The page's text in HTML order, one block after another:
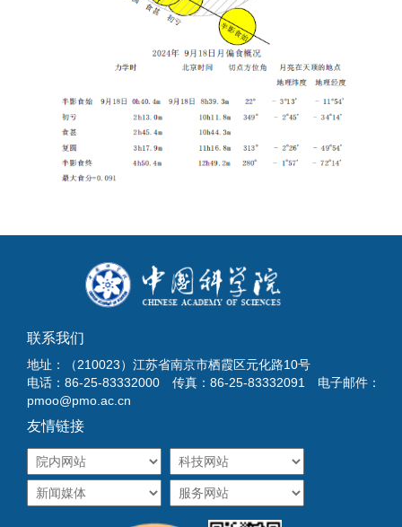
联系我们
地址：（210023）江苏省南京市栖霞区元化路10号
电话：86-25-83332000 传真：86-25-83332091 电子邮件：
pmoo@pmo.ac.cn
友情链接